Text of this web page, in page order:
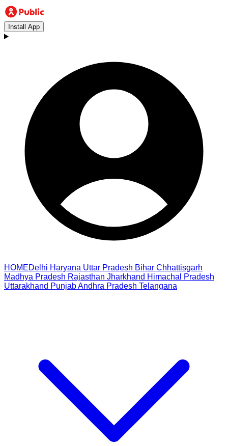
Install App
HOMEDelhi Haryana Uttar Pradesh Bihar Chhattisgarh
Madhya Pradesh Rajasthan Jharkhand Himachal Pradesh
Uttarakhand PunjabAndhra Pradesh Telangana